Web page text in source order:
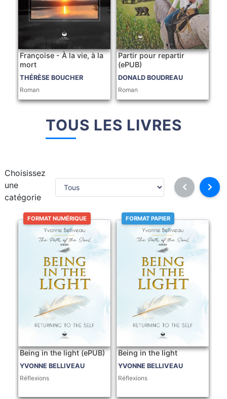
Françoise - À la vie, à la
mort
THÉRÈSE BOUCHER
Roman
Partir pour repartir
(ePUB)
DONALD BOUDREAU
Roman
TOUS LES LIVRES
Choisissez
une
catégorie
FORMAT NUMÉRIQUE
Being in the light (ePUB)
YVONNE BELLIVEAU
Réflexions
FORMAT PAPIER
Being in the light
YVONNE BELLIVEAU
Réflexions